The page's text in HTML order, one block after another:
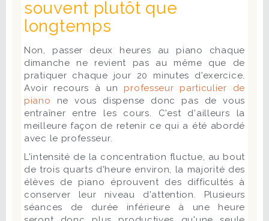
souvent plutôt que
longtemps
Non, passer deux heures au piano chaque
dimanche ne revient pas au même que de
pratiquer chaque jour 20 minutes d'exercice.
Avoir recours à un professeur particulier de
piano ne vous dispense donc pas de vous
entraîner entre les cours. C'est d'ailleurs la
meilleure façon de retenir ce qui a été abordé
avec le professeur.
L'intensité de la concentration fluctue, au bout
de trois quarts d'heure environ, la majorité des
élèves de piano éprouvent des difficultés à
conserver leur niveau d'attention. Plusieurs
séances de durée inférieure à une heure